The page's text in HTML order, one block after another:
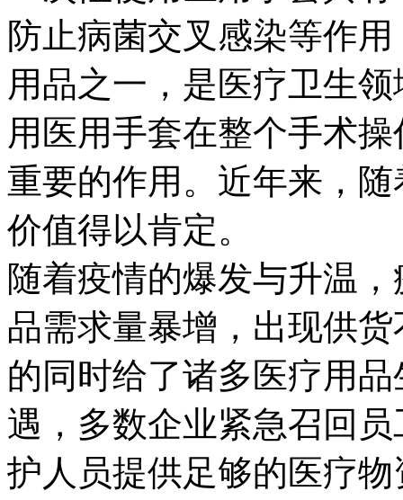
防止病菌交叉感染等作
用品之一，是医疗卫生
用医用手套在整个手术
重要的作用。近年来，
价值得以肯定。
随着疫情的爆发与升温
品需求量暴增，出现供
的同时给了诸多医疗用
遇，多数企业紧急召回
护人员提供足够的医疗